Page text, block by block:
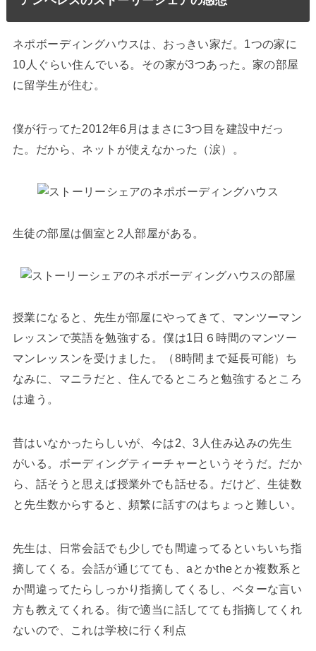
ネポボーディングハウスは、おっきい家だ。1つの家に
10人ぐらい住んでいる。その家が3つあった。家の部屋
に留学生が住む。
僕が行ってた2012年6月はまさに3つ目を建設中だっ
た。だから、ネットが使えなかった（涙）。
生徒の部屋は個室と2人部屋がある。
授業になると、先生が部屋にやってきて、マンツーマン
レッスンで英語を勉強する。僕は1日６時間のマンツー
マンレッスンを受けました。（8時間まで延長可能）ち
なみに、マニラだと、住んでるところと勉強するところ
は違う。
昔はいなかったらしいが、今は2、3人住み込みの先生
がいる。ボーディングティーチャーというそうだ。だか
ら、話そうと思えば授業外でも話せる。だけど、生徒数
と先生数からすると、頻繁に話すのはちょっと難しい。
先生は、日常会話でも少しでも間違ってるといちいち指
摘してくる。会話が通じてても、aとかtheとか複数系と
か間違ってたらしっかり指摘してくるし、ベターな言い
方も教えてくれる。街で適当に話してても指摘してくれ
ないので、これは学校に行く利点